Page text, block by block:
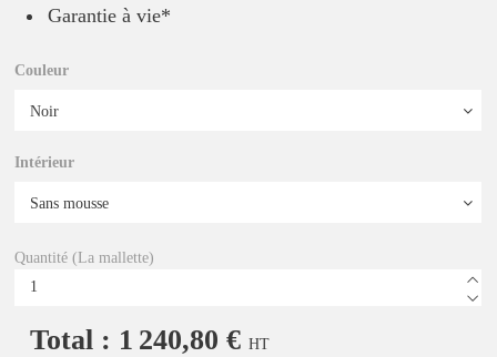
Garantie à vie*
Couleur
Intérieur
Quantité (La mallette)
Total : 1 240,80 € HT